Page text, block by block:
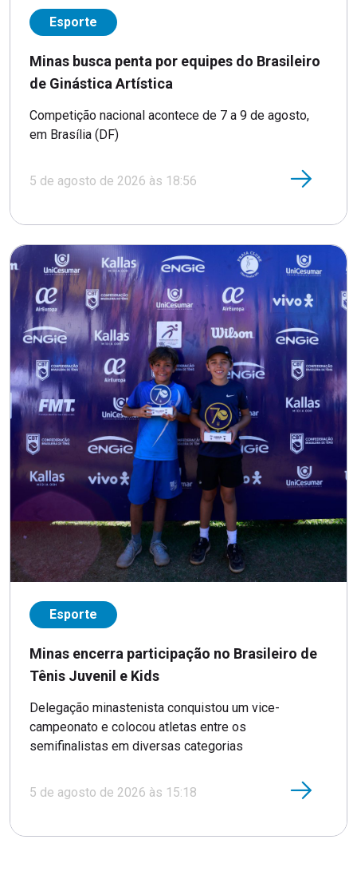
Esporte
Minas busca penta por equipes do Brasileiro
de Ginástica Artística
Competição nacional acontece de 7 a 9 de agosto,
em Brasília (DF)
5 de agosto de 2026 às 18:56
Esporte
Minas encerra participação no Brasileiro de
Tênis Juvenil e Kids
Delegação minastenista conquistou um vice-
campeonato e colocou atletas entre os
semifinalistas em diversas categorias
5 de agosto de 2026 às 15:18